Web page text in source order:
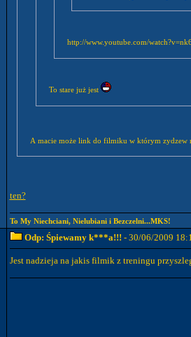
http://www.youtube.com/
To stare już jest
A macie może link do filmiku w którym zydzew
ten?
To My Niechciani, Nielubiani i Bezczelni...MKS!
Odp: Śpiewamy k***a!!! - 30/06/2009
Jest nadzieja na jakis filmik z treningu